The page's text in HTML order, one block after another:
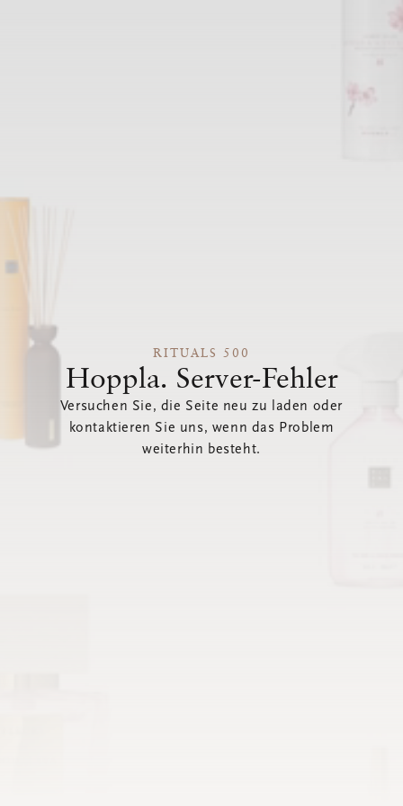
RITUALS 500
Hoppla. Server-Fehler
Versuchen Sie, die Seite neu zu laden oder
kontaktieren Sie uns, wenn das Problem
weiterhin besteht.